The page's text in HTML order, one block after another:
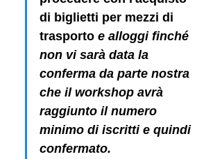
di biglietti per mezzi di
trasporto e alloggi finché
non vi sarà data la
conferma da parte nostra
che il workshop avrà
raggiunto il numero
minimo di iscritti e quindi
confermato.